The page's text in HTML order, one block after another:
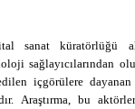
sanat küratörlüğü
sağlayıcılarından
içgörülere
Araştırma, bu